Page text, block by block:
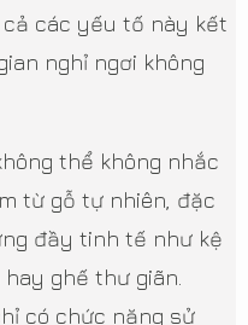
các yếu tố này kết
nghỉ ngơi không
thể không nhắc
từ gỗ tự nhiên, đặc
đầy tinh tế như kệ
ghế thư giãn.
có chức năng sử